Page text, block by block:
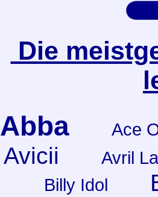
Die
Abba Ace
Avicii
Avril
Billy Idol